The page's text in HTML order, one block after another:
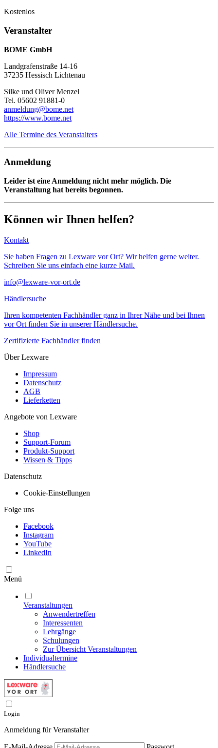
Kostenlos
Veranstalter
BOME GmbH
Landgrafenstraße 14-16
37235 Hessisch Lichtenau
Silke und Oliver Menzel
Tel. 05602 91881-0
anmeldung@bome.net
https://www.bome.net
Alle Termine des Veranstalters
Anmeldung
Leider ist eine Anmeldung nicht mehr möglich. Die
Veranstaltung hat bereits begonnen.
Können wir Ihnen helfen?
Kontakt
Sie haben Fragen zu Lexware vor Ort? Wir helfen gerne weiter.
Schreiben Sie uns einfach eine kurze Mail.
info@lexware-vor-ort.de
Händlersuche
Ihren kompetenten Fachhändler ganz in Ihrer Nähe und bei Ihnen
vor Ort finden Sie in unserer Händlersuche.
Zertifizierte Fachhändler finden
Über Lexware
Impressum
Datenschutz
AGB
Lieferketten
Angebote von Lexware
Shop
Support-Forum
Produkt-Support
Wissen & Tipps
Datenschutz
Cookie-Einstellungen
Folge uns
Facebook
Instagram
YouTube
LinkedIn
Menü
Veranstaltungen
Anwendertreffen
Interessenten
Lehrgänge
Schulungen
Zur Übersicht Veranstaltungen
Individualtermine
Händlersuche
Login
Anmeldung für Veranstalter